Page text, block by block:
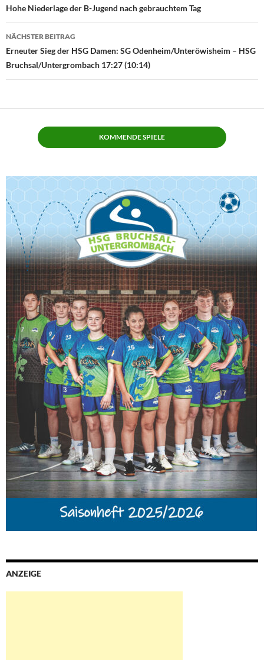
Hohe Niederlage der B-Jugend nach gebrauchtem Tag
NÄCHSTER BEITRAG
Erneuter Sieg der HSG Damen: SG Odenheim/Unteröwisheim – HSG
Bruchsal/Untergrombach 17:27 (10:14)
KOMMENDE SPIELE
ANZEIGE